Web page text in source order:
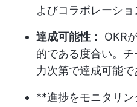
よびコラボレーショ
達成可能性：
OKR
的である度合い。
力次第で達成可能で
**進捗をモニタリン